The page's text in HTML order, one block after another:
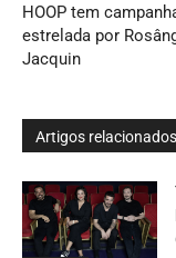
HOOP tem
estrelada por
Jacquin
Artigos relacionados